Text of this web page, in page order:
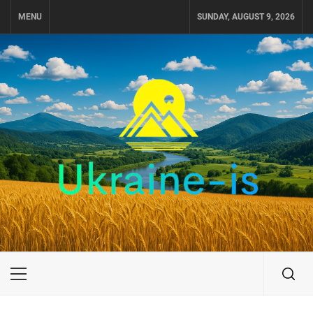
MENU SUNDAY, AUGUST 9, 2026
UKRAINE-IS
ПОДОРОЖI ПО УКРАЇНІ
Primary